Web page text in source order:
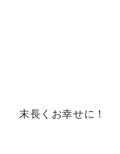
末長くお幸せに！